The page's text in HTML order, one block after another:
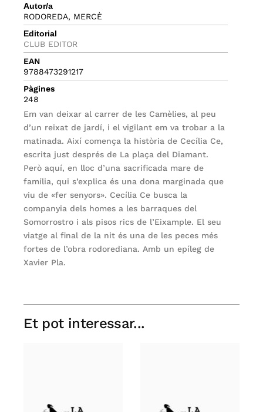
Autor/a
RODOREDA, MERCÈ
Editorial
CLUB EDITOR
EAN
9788473291217
Pàgines
248
Em van deixar al carrer de les Camèlies, al peu
d’un reixat de jardí, i el vigilant em va trobar a la
matinada. Així comença la història de Cecília Ce,
escrita just després de La plaça del Diamant.
Però aquí, en lloc d’una sacrificada mare de
família, qui s’explica és una dona marginada que
viu de «fer senyors». Cecília Ce busca la
companyia dels homes a les barraques del
Somorrostro i als pisos rics de l’Eixample. El seu
viatge al final de la nit és una de les peces més
fortes de l’obra rodorediana. Amb un epíleg de
Xavier Pla.
Et pot interessar...